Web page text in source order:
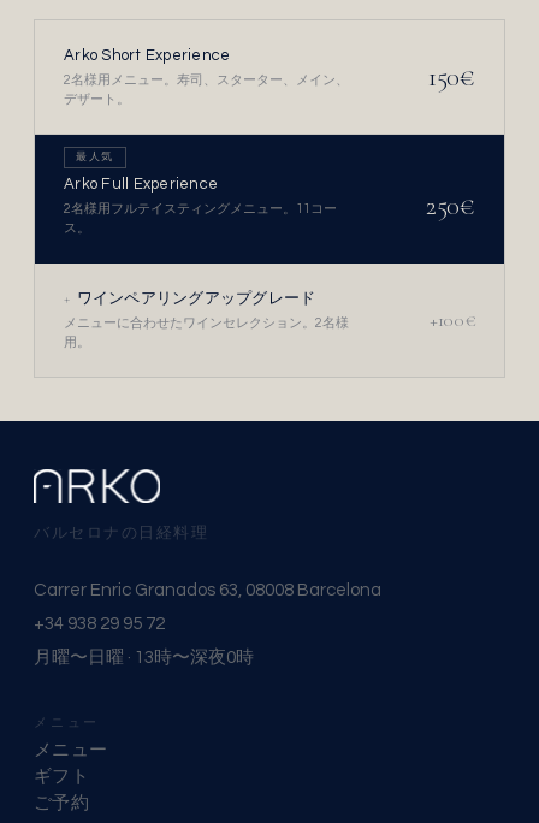
Arko Short Experience
2名様用メニュー。寿司、スターター、メイン、
デザート。
150€
最人気
Arko Full Experience
2名様用フルテイスティングメニュー。11コー
ス。
250€
+ ワインペアリングアップグレード
メニューに合わせたワインセレクション。2名様
用。
+100€
バルセロナの日経料理
Carrer Enric Granados 63, 08008 Barcelona
+34 938 29 95 72
月曜〜日曜 · 13時〜深夜0時
メニュー
メニュー
ギフト
ご予約